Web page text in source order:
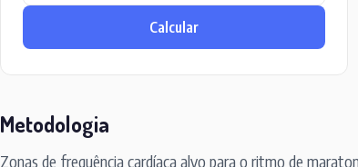
Calcular
Metodologia
Zonas de frequência cardíaca alvo para o ritmo de